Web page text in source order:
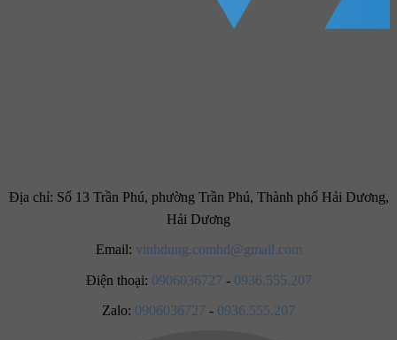
Địa chỉ: Số 13 Trần Phú, phường Trần Phú, Thành phố Hải Dương,
Hải Dương
Email: vinhdung.comhd@gmail.com
Điện thoại: 0906036727 - 0936.555.207
Zalo: 0906036727 - 0936.555.207